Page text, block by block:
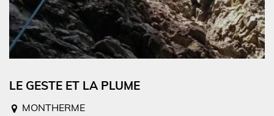
LE GESTE ET LA PLUME
MONTHERME